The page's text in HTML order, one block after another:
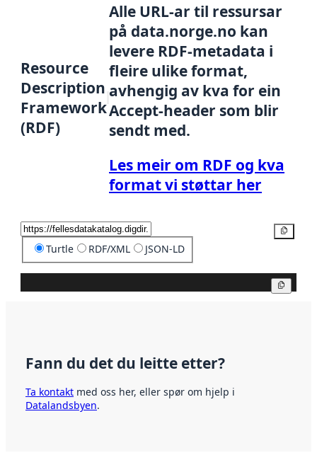
Resource
Description
Framework
(RDF)
Alle URL-ar til ressursar
på data.norge.no kan
levere RDF-metadata i
fleire ulike format,
avhengig av kva for ein
Accept-header som blir
sendt med.
Les meir om RDF og kva
format vi støttar her
Turtle RDF/XML JSON-LD
Fann du det du leitte etter?
Ta kontakt med oss her, eller spør om hjelp i
Datalandsbyen.